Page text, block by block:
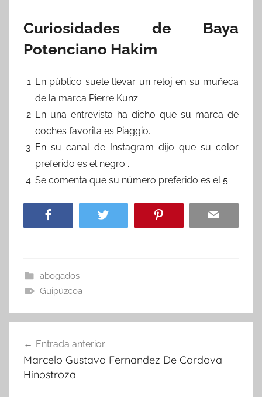
Curiosidades de Baya
Potenciano Hakim
En público suele llevar un reloj en su muñeca
de la marca Pierre Kunz.
En una entrevista ha dicho que su marca de
coches favorita es Piaggio.
En su canal de Instagram dijo que su color
preferido es el negro .
Se comenta que su número preferido es el 5.
abogados
Guipúzcoa
de
entradas
Entrada anterior
Marcelo Gustavo Fernandez De Cordova
Hinostroza